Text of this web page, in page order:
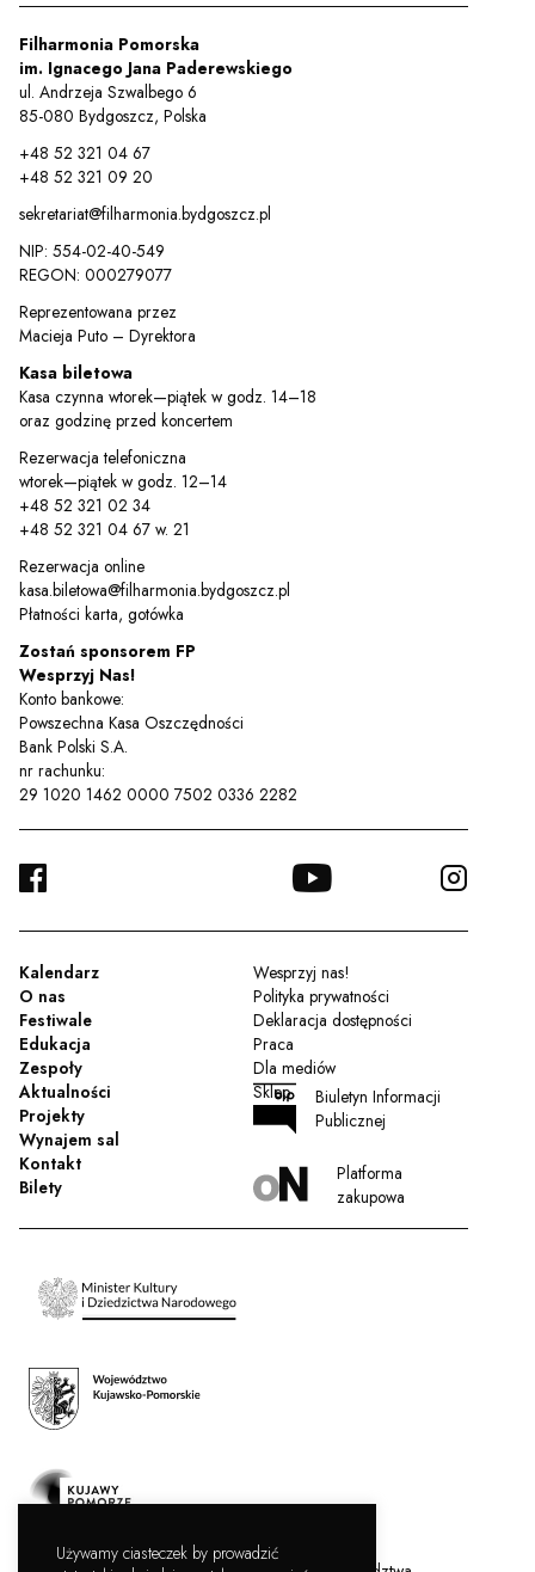
Filharmonia Pomorska
im. Ignacego Jana Paderewskiego
ul. Andrzeja Szwalbego 6
85-080 Bydgoszcz, Polska
+48 52 321 04 67
+48 52 321 09 20
sekretariat@filharmonia.bydgoszcz.pl
NIP: 554-02-40-549
REGON: 000279077
Reprezentowana przez
Macieja Puto – Dyrektora
Kasa biletowa
Kasa czynna wtorek—piątek w godz. 14–18
oraz godzinę przed koncertem
Rezerwacja telefoniczna
wtorek—piątek w godz. 12–14
+48 52 321 02 34
+48 52 321 04 67 w. 21
Rezerwacja online
kasa.biletowa@filharmonia.bydgoszcz.pl
Płatności karta, gotówka
Zostań sponsorem FP
Wesprzyj Nas!
Konto bankowe:
Powszechna Kasa Oszczędności
Bank Polski S.A.
nr rachunku:
29 1020 1462 0000 7502 0336 2282
FACEBOOK YOUTUBE
Kalendarz
O nas
Festiwale
Edukacja
Zespoły
Aktualności
Projekty
Wynajem sal
Kontakt
Bilety
Wesprzyj nas!
Polityka prywatności
Deklaracja dostępności
Praca
Dla mediów
Sklep
Biuletyn Informacji
Publicznej
Platforma
zakupowa
Używamy ciasteczek by prowadzić